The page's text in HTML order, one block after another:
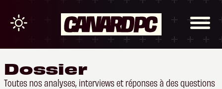
Dossier
Toutes nos analyses, interviews et réponses à des questions